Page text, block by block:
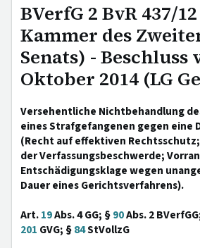
BVerfG 2 BvR 437/
Kammer des
Senats) - Beschluss
Oktober 2014 (LG
Versehentliche Nichtbehandlung
eines Strafgefangenen gegen eine
(Recht auf effektiven
der Verfassungsbeschwerde;
Entschädigungsklage wegen
Dauer eines Gerichtsverfahrens).
Art.19Abs. 4 GG; §90Abs. 2
201 GVG; §84StVollzG